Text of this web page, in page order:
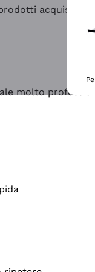
acquistati
molto